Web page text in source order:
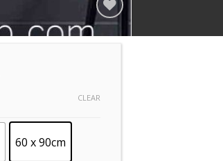
Add to
60 x 90cm
CLEAR